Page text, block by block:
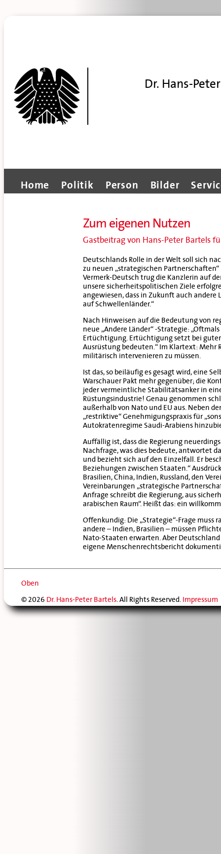
Dr. Hans-
Home Politik Person Bilder
Zum eigenen Nutzen
Gastbeitrag von Hans-Peter Bartels
Deutschlands Rolle in der Welt soll sich
zu neuen „strategischen
Vermerk-Deutsch trug die Kanzlerin auf
unsere sicherheitspolitischen Ziele
angewiesen, dass in Zukunft auch andere
auf Schwellenländer.“
Nach Hinweisen auf die Bedeutung von
neue „Andere Länder“ -Strategie:
Ertüchtigung. Ertüchtigung setzt bei
Ausrüstung bedeuten.“ Im Klartext: Mehr
militärisch intervenieren zu müssen.
Ist das, so beiläufig es gesagt wird, eine
Warschauer Pakt mehr gegenüber; die
jeder vermeintliche Stabilitätsanker in
Rüstungsindustrie! Genau genommen
außerhalb von Nato und EU aus. Neben
„restriktive“ Genehmigungspraxis für
Autokratenregime Saudi-Arabiens
Auffällig ist, dass die Regierung
Nachfrage, was dies bedeute, antwortet
und bezieht sich auf den Einzelfall. Er
Beziehungen zwischen Staaten.“
Brasilien, China, Indien, Russland, den
Vereinbarungen „strategische
Anfrage schreibt die Regierung, aus
arabischen Raum“. Heißt das: ein
Offenkundig: Die „Strategie“-Frage muss
andere – Indien, Brasilien – müssen
Nato-Staaten erwarten. Aber
eigene Menschenrechtsbericht
Oben
© 2026 Dr. Hans-Peter Bartels . All Rights Reserved. Impressum